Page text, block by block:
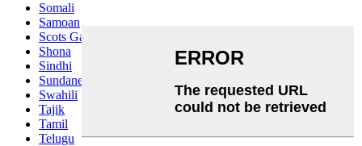
Somali
Samoan
Scots Gaelic
Shona
Sindhi
Sundanese
Swahili
Tajik
Tamil
Telugu